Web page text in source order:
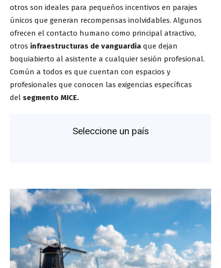
otros son ideales para pequeños incentivos en parajes
únicos que generan recompensas inolvidables. Algunos
ofrecen el contacto humano como principal atractivo,
otros infraestructuras de vanguardia que dejan
boquiabierto al asistente a cualquier sesión profesional.
Común a todos es que cuentan con espacios y
profesionales que conocen las exigencias específicas
del segmento MICE.
Seleccione un país